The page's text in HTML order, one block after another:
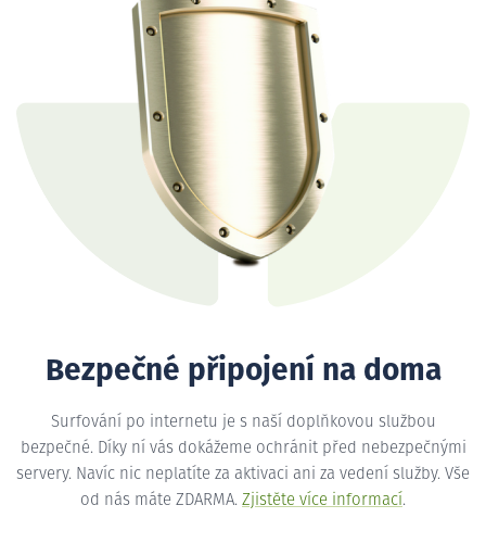
Bezpečné připojení na doma
Surfování po internetu je s naší doplňkovou službou
bezpečné. Díky ní vás dokážeme ochránit před nebezpečnými
servery. Navíc nic neplatíte za aktivaci ani za vedení služby. Vše
od nás máte ZDARMA. Zjistěte více informací.